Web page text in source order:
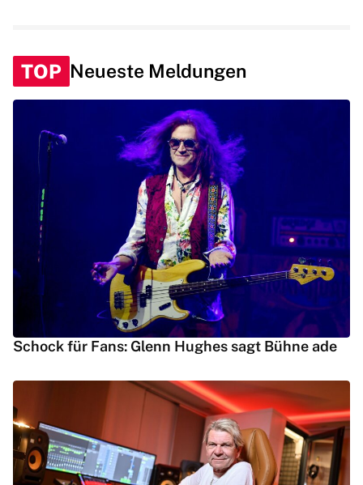
TOP Neueste Meldungen
Schock für Fans: Glenn Hughes sagt Bühne ade